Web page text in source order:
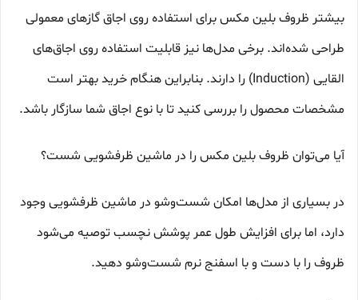
بیشتر ظروف بلین مکس برای استفاده روی اجاق گازهای معمولی
طراحی شده‌اند. برخی مدل‌ها نیز قابلیت استفاده روی اجاق‌های
القایی (Induction) را دارند. بنابراین هنگام خرید بهتر است
مشخصات محصول را بررسی کنید تا با نوع اجاق شما سازگار باشد.
آیا می‌توان ظروف بلین مکس را در ماشین ظرفشویی شست؟
در بسیاری از مدل‌ها امکان شست‌وشو در ماشین ظرفشویی وجود
دارد، اما برای افزایش طول عمر پوشش نچسب توصیه می‌شود
ظروف را با دست و با اسفنج نرم شست‌وشو دهید.